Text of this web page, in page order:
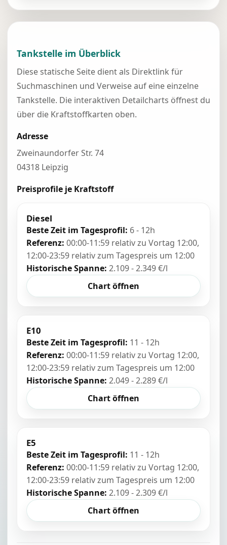
Tankstelle im Überblick
Diese statische Seite dient als Direktlink für
Suchmaschinen und Verweise auf eine einzelne
Tankstelle. Die interaktiven Detailcharts öffnest du
über die Kraftstoffkarten oben.
Adresse
Zweinaundorfer Str. 74
04318 Leipzig
Preisprofile je Kraftstoff
Diesel
Beste Zeit im Tagesprofil: 6 - 12h
Referenz: 00:00-11:59 relativ zu Vortag 12:00,
12:00-23:59 relativ zum Tagespreis um 12:00
Historische Spanne: 2.109 - 2.349 €/l
Chart öffnen
E10
Beste Zeit im Tagesprofil: 11 - 12h
Referenz: 00:00-11:59 relativ zu Vortag 12:00,
12:00-23:59 relativ zum Tagespreis um 12:00
Historische Spanne: 2.049 - 2.289 €/l
Chart öffnen
E5
Beste Zeit im Tagesprofil: 11 - 12h
Referenz: 00:00-11:59 relativ zu Vortag 12:00,
12:00-23:59 relativ zum Tagespreis um 12:00
Historische Spanne: 2.109 - 2.309 €/l
Chart öffnen